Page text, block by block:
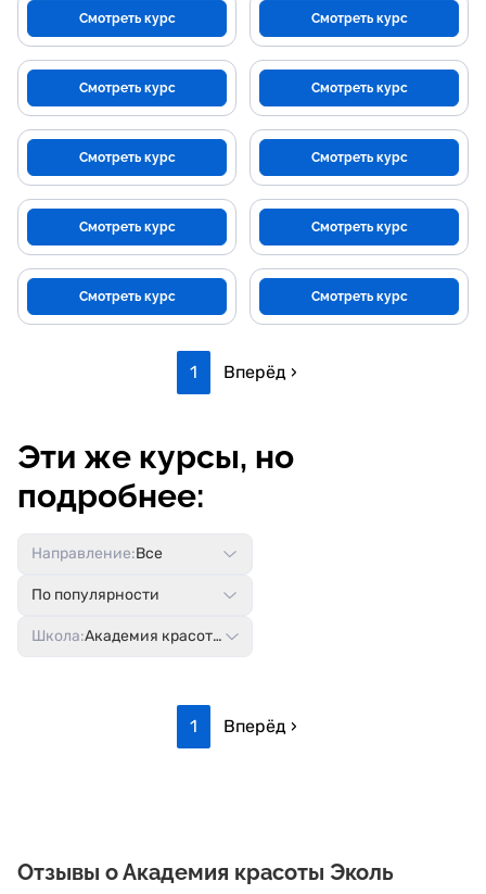
Смотреть курс Смотреть курс
Смотреть курс Смотреть курс
Смотреть курс Смотреть курс
Смотреть курс Смотреть курс
Смотреть курс Смотреть курс
1 Вперёд ›
Эти же курсы, но
подробнее:
Направление:Все
По популярности
Школа:Академия красоты Эколь
1 Вперёд ›
Отзывы о Академия красоты Эколь